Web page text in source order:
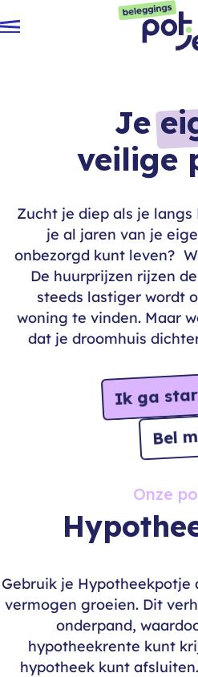
Je
veilige
Zucht je diep als je langs
je al jaren van je
onbezorgd kunt leven?
De huurprijzen rijzen
steeds lastiger wordt
woning te vinden. Maar
dat je droomhuis
Ik ga
Bel
Onze
Gebruik je Hypotheekpotje
vermogen groeien. Dit
onderpand,
hypotheekrente kunt
hypotheek kunt